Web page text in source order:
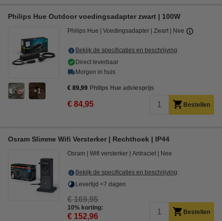
Philips Hue Outdoor voedingsadapter zwart | 100W
1
Philips Hue Voedingsadapter Zwart Nee
Bekijk de specificaties en beschrijving
Direct leverbaar
Morgen in huis
€ 89,99 Philips Hue adviesprijs
€ 84,95 Bestellen
Osram Slimme Wifi Versterker | Rechthoek | IP44
Osram Wifi versterker Antraciet Nee
Bekijk de specificaties en beschrijving
Levertijd <7 dagen
€ 169,95
10% korting:
€ 152,96 Bestellen